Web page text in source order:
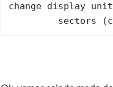
change display
sectors